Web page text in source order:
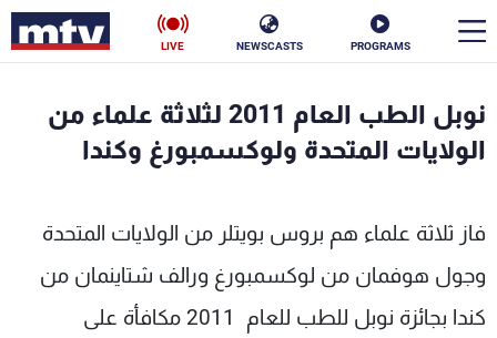
PROGRAMS
NEWSCASTS
LIVE
نوبل الطب العام 2011 لثلاثة علماء من
الولايات المتحدة ولوكسمبورغ وكندا
فاز ثلاثة علماء هم بروس بويتلر من الولايات المتحدة
وجول هوفمان من لوكسمبورغ ورالف شتاينمان من
كندا بجائزة نوبل للطب للعام 2011 مكافأة على
الأخبار
منوعات رياضة